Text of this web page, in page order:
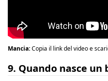
Mancia:Copia il link del video e
9. Quando nasce un